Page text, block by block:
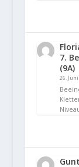
7.
(9A)
26.